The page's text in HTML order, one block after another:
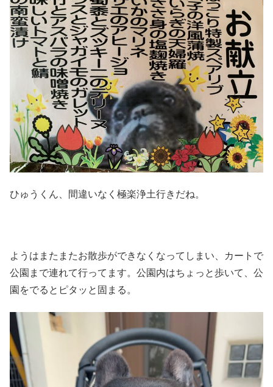
ひゅうくん、間違いなく極楽浄土行きだね。
ようはまたまたお散歩ができなくなってしまい、カートで
公園まで連れて行ってます。公園内はちょっと歩いて、公
園をでるとピタッと固まる。